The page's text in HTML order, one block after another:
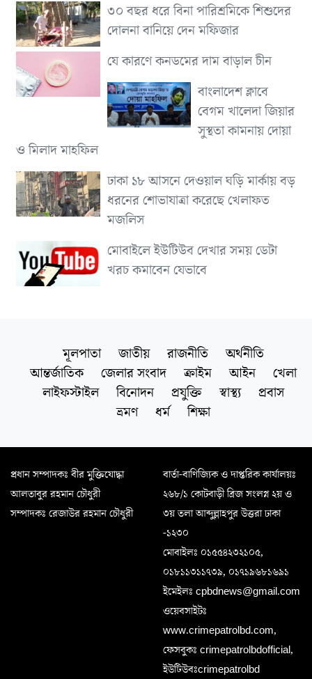
৩০ বছর ধরে বিনা পারিশ্রমিকে শিশুদের
দোলনা বানিয়ে দেন মফিজার
যে কারণে কনডমের দাম বাড়াল চীন
বাংলাদেশ ক্লাবে
বেগম খালেদা জিয়ার
সুস্থতা কামনায় দোয়া
ও মিলাদ মাহফিল
ঢাকা ১৮ আসনে দেওয়াল ঘড়ি মার্কায় বড়
ধরনের শোভাযাত্রা করেছে খেলাফত
মজলিস
মোবাইলে ইউটিউব দেখার সময় ডেটা
খরচ কমাবেন যেভাবে
মূলপাতা জাতীয় রাজনীতি
অর্থনীতি
আন্তর্জাতিক
জেলার সংবাদ ক্রাইম আইন
খেলা
লাইফস্টাইল
বিনোদন প্রযুক্তি স্বাস্থ্য
প্রবাস
ভ্রমণ
ধর্ম শিক্ষা
প্রধান সম্পাদকঃ বীর মুক্তিযোদ্ধা
আলতাবুর রহমান চৌধুরী
সম্পাদকঃ রেজাউর রহমান চৌধুরী
বার্তা-বাণিজ্যিক ও দাপ্তরিক কার্যালয়ঃ
২৬৮/১ কোটবাড়ী ব্রিজ সংলগ্ন ২য় ও
৩য় তলা আব্দুল্লাহপুর উত্তরা ঢাকা
-১২৩০
মোবাইলঃ ০১৫৫৪২৩২১০৫,
০১৮১১৩১১৭৩৯, ০১৭১৯৬৮১৬৯১
ইমেইলঃ cpbdnews@gmail.com
ওয়েবসাইটঃ
www.crimepatrolbd.com,
ফেসবুকঃ crimepatrolbdofficial,
ইউটিউবঃcrimepatrolbd